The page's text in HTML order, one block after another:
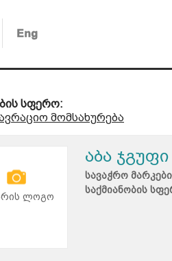
სფერო:
მომსახურება
ლოგო
აბა ჯგუფი
სავაჭრო
საქმიანობის